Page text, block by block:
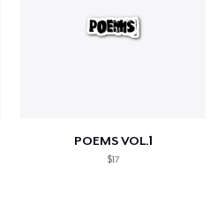
POEMS VOL.1
$17